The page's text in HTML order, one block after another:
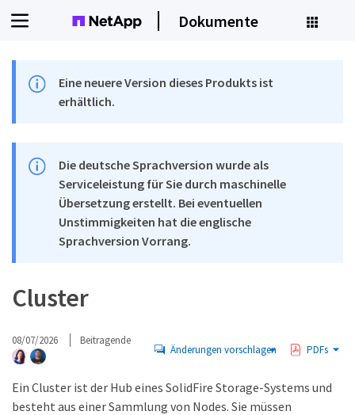
Dokumente
Eine neuere Version dieses Produkts ist
erhältlich.
Die deutsche Sprachversion wurde als
Serviceleistung für Sie durch maschinelle
Übersetzung erstellt. Bei eventuellen
Unstimmigkeiten hat die englische
Sprachversion Vorrang.
Cluster
08/07/2026 Beitragende
Änderungen vorschlagen PDFs
Ein Cluster ist der Hub eines SolidFire Storage-Systems und
besteht aus einer Sammlung von Nodes. Sie müssen